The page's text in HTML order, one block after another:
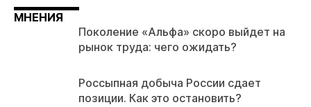
МНЕНИЯ
Поколение «Альфа» скоро выйдет на
рынок труда: чего ожидать?
Россыпная добыча России сдает
позиции. Как это остановить?